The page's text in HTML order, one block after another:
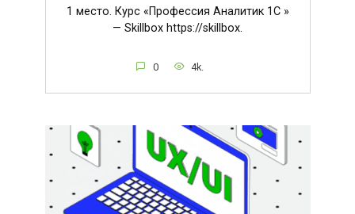
1 место. Курс «Профессия Аналитик 1C »
— Skillbox https://skillbox.
0 4k.